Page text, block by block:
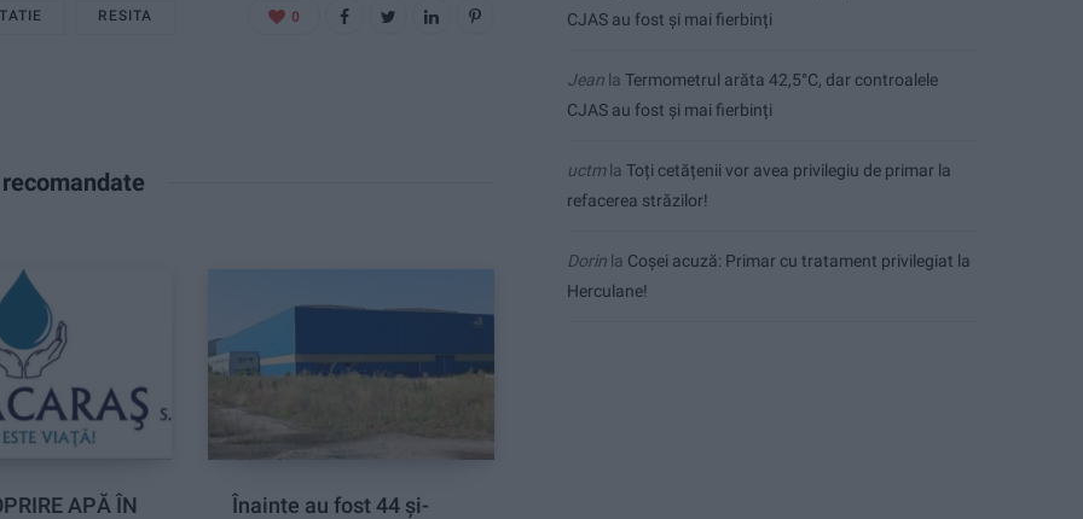
RESITA 0
APĂ ÎN
Înainte au fost 44 și-
CJAS au fost și mai fierbinți
Jean la Termometrul arăta 42,5°C, dar controalele
CJAS au fost și mai fierbinți
uctmla Toți cetățenii vor avea privilegiu de primar la
refacerea străzilor!
Dorin la Coșei acuză: Primar cu tratament privilegiat la
Herculane!